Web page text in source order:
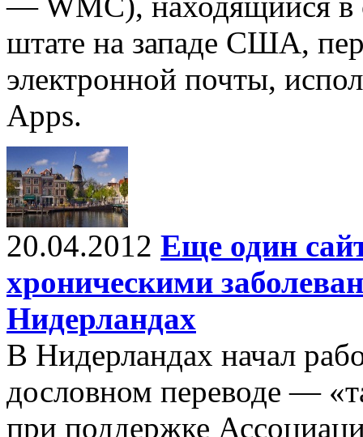
штате на западе США,
электронной почты,
Apps.
20.04.2012 Еще один
хроническими
Нидерландах
В Нидерландах начал
дословном переводе —
при поддержке